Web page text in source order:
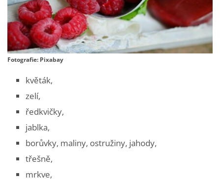
Fotografie: Pixabay
květák,
zelí,
ředkvičky,
jablka,
borůvky, maliny, ostružiny, jahody,
třešně,
mrkve,